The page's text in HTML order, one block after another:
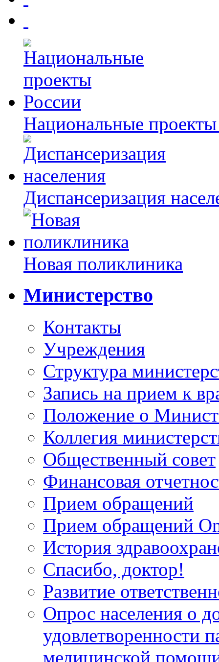
Национальные
Диспансеризация
Новая поликлиника
Министерство
Контакты
Учреждения
Структура
Запись на прием к
Положение о
Коллегия
Общественный совет
Финансовая
Прием обращений
Прием обращений
История
Спасибо, доктор!
Развитие
Опрос населения о
удовлетворенности
медицинской